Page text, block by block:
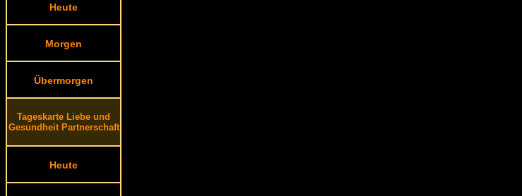
Heute
Morgen
Übermorgen
Tageskarte Liebe und
Gesundheit Partnerschaft
Heute